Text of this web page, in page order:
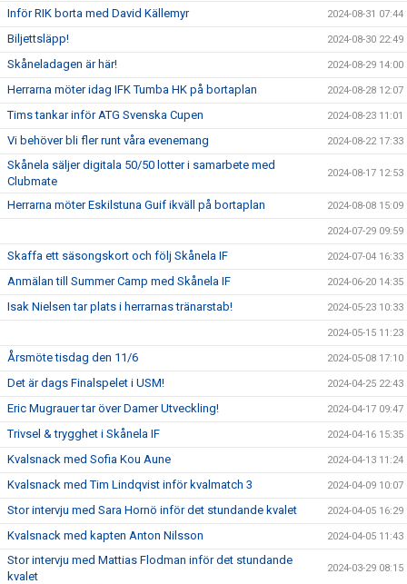
Inför RIK borta med David Källemyr 2024-08-31 07:44
Biljettsläpp! 2024-08-30 22:49
Skåneladagen är här! 2024-08-29 14:00
Herrarna möter idag IFK Tumba HK på bortaplan 2024-08-28 12:07
Tims tankar inför ATG Svenska Cupen 2024-08-23 11:01
Vi behöver bli fler runt våra evenemang 2024-08-22 17:33
Skånela säljer digitala 50/50 lotter i samarbete med
Clubmate
2024-08-17 12:53
Herrarna möter Eskilstuna Guif ikväll på bortaplan 2024-08-08 15:09
2024-07-29 09:59
Skaffa ett säsongskort och följ Skånela IF 2024-07-04 16:33
Anmälan till Summer Camp med Skånela IF 2024-06-20 14:35
Isak Nielsen tar plats i herrarnas tränarstab! 2024-05-23 10:33
2024-05-15 11:23
Årsmöte tisdag den 11/6 2024-05-08 17:10
Det är dags Finalspelet i USM! 2024-04-25 22:43
Eric Mugrauer tar över Damer Utveckling! 2024-04-17 09:47
Trivsel & trygghet i Skånela IF 2024-04-16 15:35
Kvalsnack med Sofia Kou Aune 2024-04-13 11:24
Kvalsnack med Tim Lindqvist inför kvalmatch 3 2024-04-09 10:07
Stor intervju med Sara Hornö inför det stundande kvalet 2024-04-05 16:29
Kvalsnack med kapten Anton Nilsson 2024-04-05 11:43
Stor intervju med Mattias Flodman inför det stundande
kvalet
2024-03-29 08:15